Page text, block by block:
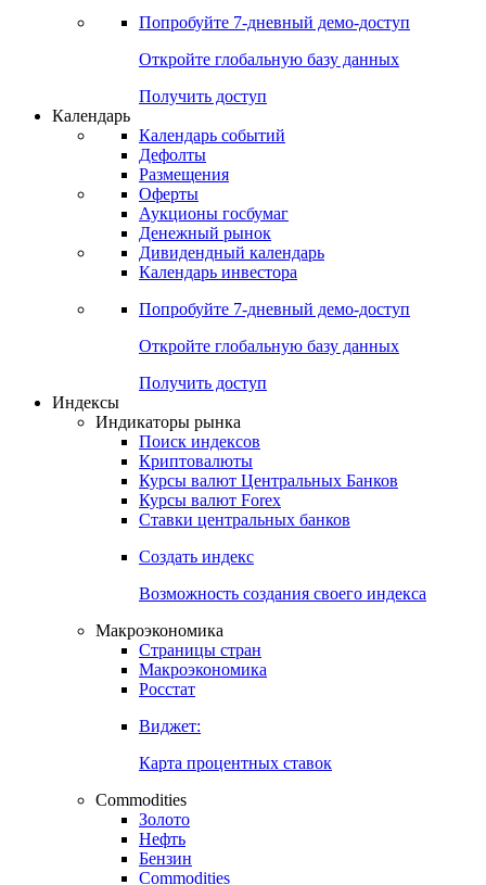
Попробуйте 7-дневный демо-доступ
Откройте глобальную базу данных
Получить доступ
Календарь
Календарь событий
Дефолты
Размещения
Оферты
Аукционы госбумаг
Денежный рынок
Дивидендный календарь
Календарь инвестора
Попробуйте 7-дневный демо-доступ
Откройте глобальную базу данных
Получить доступ
Индексы
Индикаторы рынка
Поиск индексов
Криптовалюты
Курсы валют Центральных Банков
Курсы валют Forex
Ставки центральных банков
Создать индекс
Возможность создания своего индекса
Макроэкономика
Страницы стран
Макроэкономика
Росстат
Виджет:
Карта процентных ставок
Commodities
Золото
Нефть
Бензин
Commodities